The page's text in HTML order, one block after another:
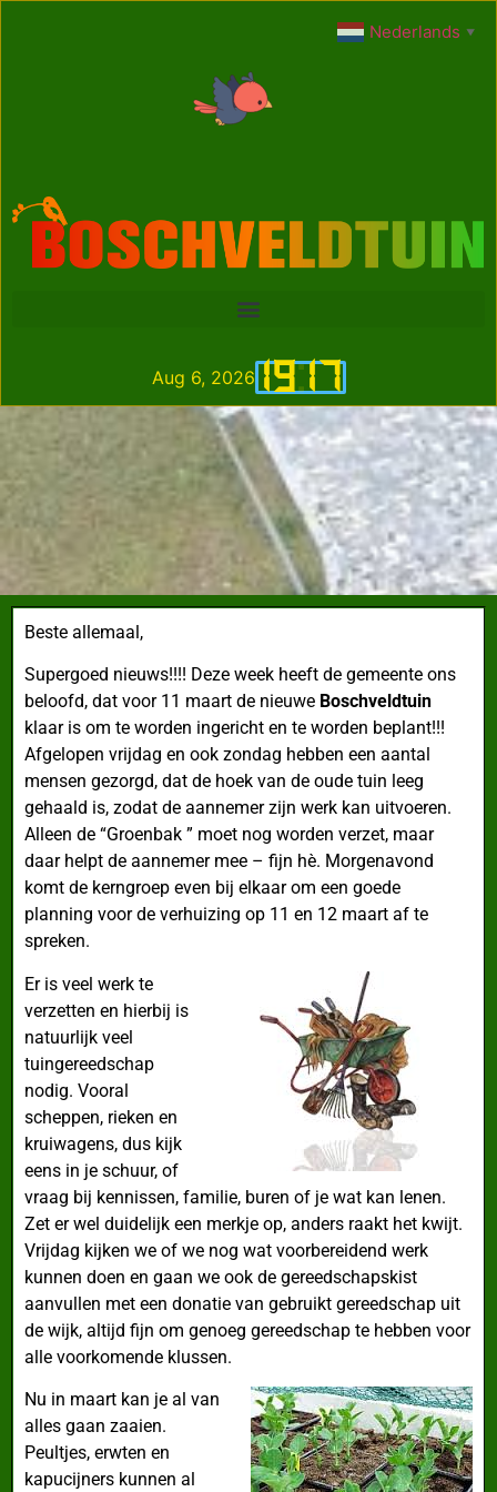
19:17
Aug 6, 2026
Beste allemaal,
Supergoed nieuws!!!! Deze week heeft de gemeente ons
beloofd, dat voor 11 maart de nieuwe Boschveldtuin
klaar is om te worden ingericht en te worden beplant!!!
Afgelopen vrijdag en ook zondag hebben een aantal
mensen gezorgd, dat de hoek van de oude tuin leeg
gehaald is, zodat de aannemer zijn werk kan uitvoeren.
Alleen de “Groenbak ” moet nog worden verzet, maar
daar helpt de aannemer mee – fijn hè. Morgenavond
komt de kerngroep even bij elkaar om een goede
planning voor de verhuizing op 11 en 12 maart af te
spreken.
Er is veel werk te
verzetten en hierbij is
natuurlijk veel
tuingereedschap
nodig. Vooral
scheppen, rieken en
kruiwagens, dus kijk
eens in je schuur, of
vraag bij kennissen, familie, buren of je wat kan lenen.
Zet er wel duidelijk een merkje op, anders raakt het kwijt.
Vrijdag kijken we of we nog wat voorbereidend werk
kunnen doen en gaan we ook de gereedschapskist
aanvullen met een donatie van gebruikt gereedschap uit
de wijk, altijd fijn om genoeg gereedschap te hebben voor
alle voorkomende klussen.
Nu in maart kan je al van
alles gaan zaaien.
Peultjes, erwten en
kapucijners kunnen al
Nederlands ▼